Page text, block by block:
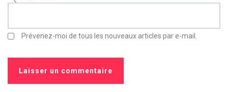
Prévenez-moi de tous les nouveaux articles par e-mail.